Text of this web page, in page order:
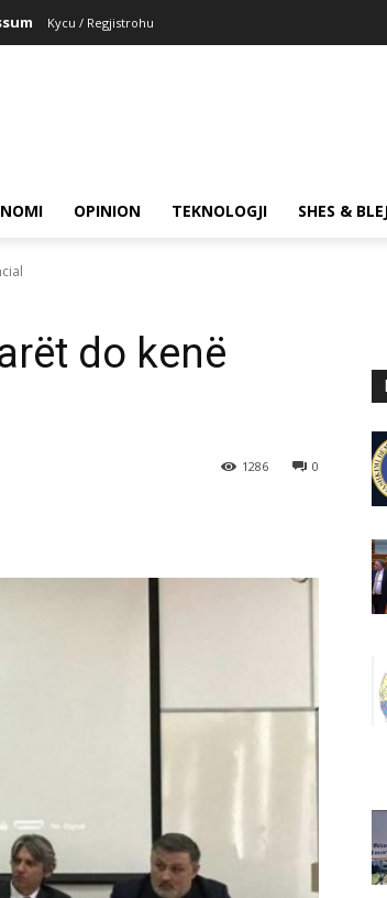
Kycu / Regjistrohu
OPINION TEKNOLOGJI SHES &
do kenë
0
1286